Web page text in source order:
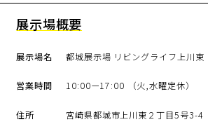
展示場概要
展示場名 都城展示場 リビングライフ上川東
営業時間 10:00ー17:00 （火,水曜定休）
住所 宮崎県都城市上川東２丁目5号3-4